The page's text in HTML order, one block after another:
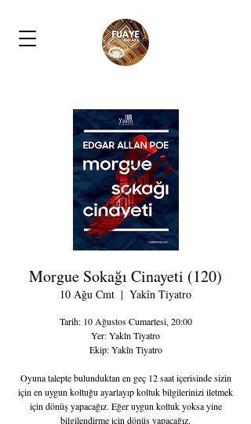
Morgue Sokağı Cinayeti (120)
10 Ağu Cmt
  |
Yakîn Tiyatro
Tarih: 10 Ağustos Cumartesi, 20:00
Yer: Yakîn Tiyatro
Ekip: Yakîn Tiyatro
Oyuna talepte bulunduktan en geç 12 saat içerisinde sizin
için en uygun koltuğu ayarlayıp koltuk bilgilerinizi iletmek
için dönüş yapacağız. Eğer uygun koltuk yoksa yine
bilgilendirme için dönüş yapacağız.